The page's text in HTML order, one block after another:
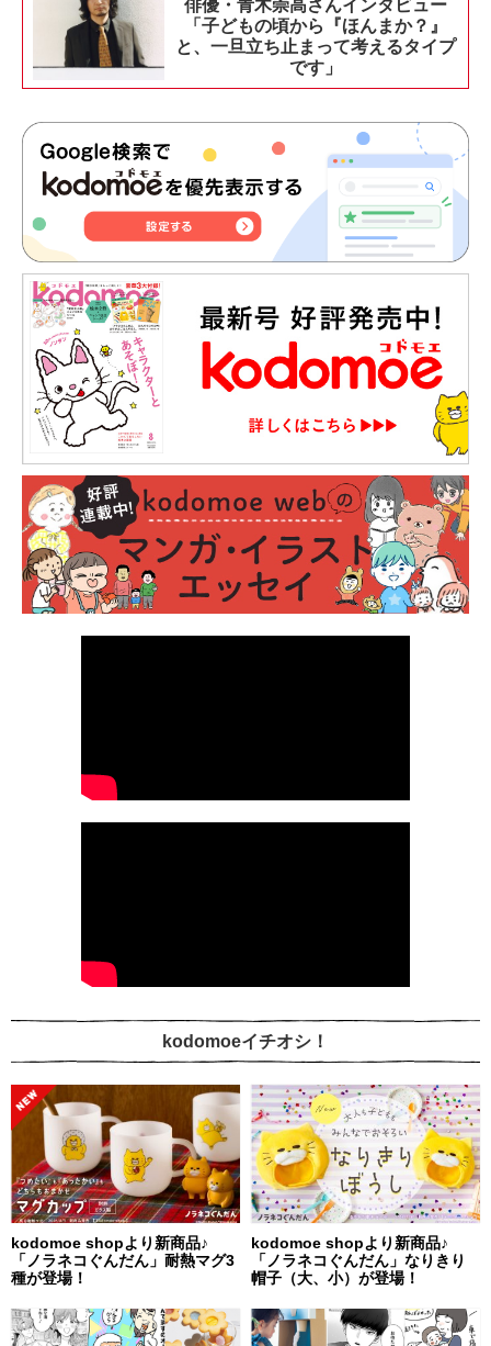
俳優・青木崇高さんインタビュー
「子どもの頃から『ほんまか？』
と、一旦立ち止まって考えるタイプ
です」
kodomoeイチオシ！
kodomoe shopより新商品♪
「ノラネコぐんだん」耐熱マグ3
種が登場！
kodomoe shopより新商品♪
「ノラネコぐんだん」なりきり
帽子（大、小）が登場！